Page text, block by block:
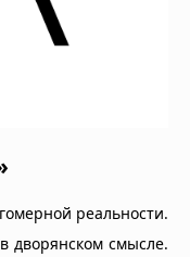
реальности.
дворянском смысле.